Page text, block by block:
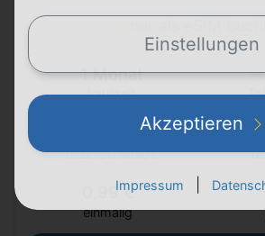
1 Monat
Laufzeit
max. 50 Mbit/s
0,99 €
einmalig
Einstellungen
Akzeptieren
Impressum